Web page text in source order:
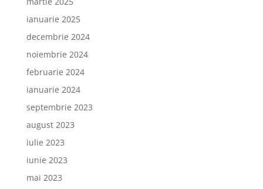
ianuarie 2025
decembrie 2024
noiembrie 2024
februarie 2024
ianuarie 2024
septembrie 2023
august 2023
iulie 2023
iunie 2023
mai 2023